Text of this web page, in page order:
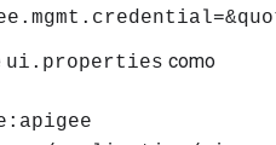
ui.properties como